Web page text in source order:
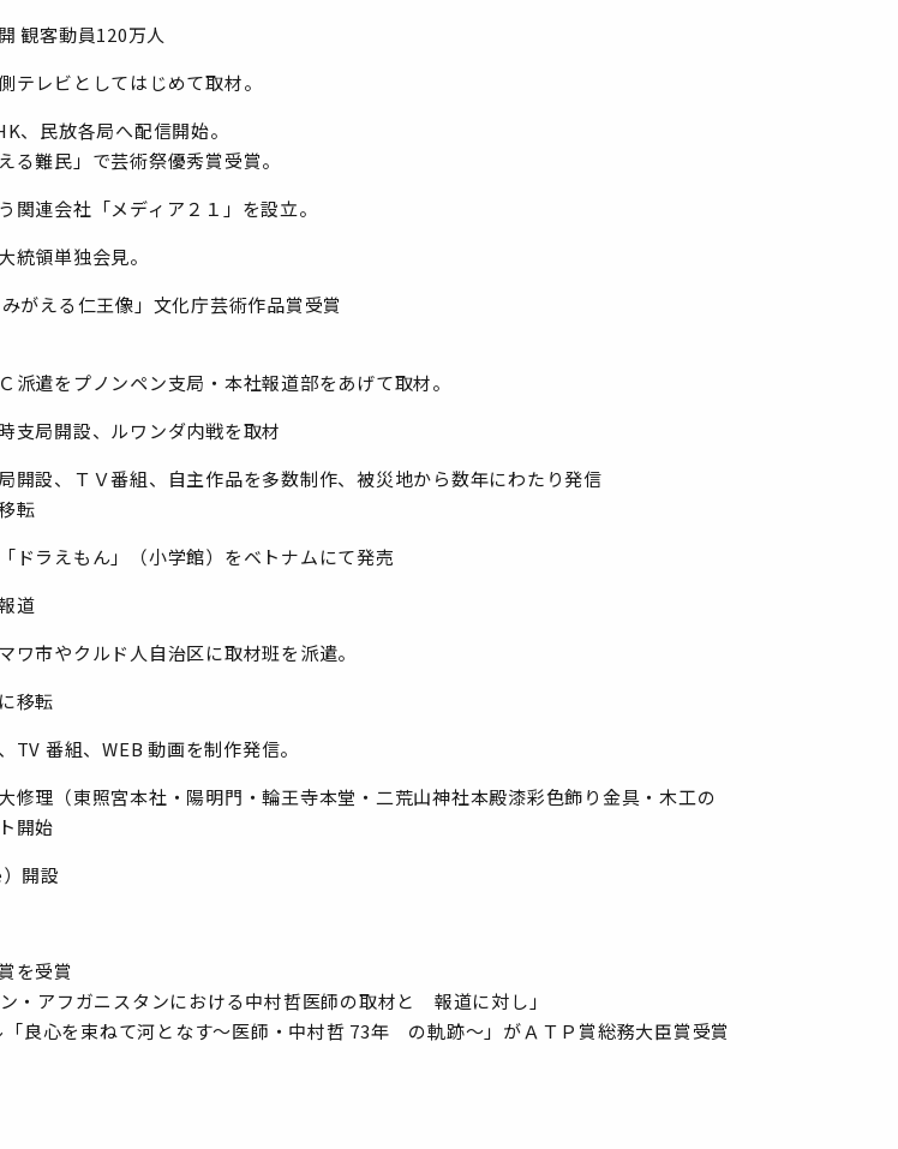
観客動員120万人
テレビとしてはじめて取材。
、民放各局へ配信開始。
る難民」で芸術祭優秀賞受賞。
関連会社「メディア２１」を設立。
統領単独会見。
がえる仁王像」文化庁芸術作品賞受賞
派遣をプノンペン支局・本社報道部をあげて取材。
支局開設、ルワンダ内戦を取材
開設、ＴＶ番組、自主作品を多数制作、被災地から数年にわたり発信
転
ドラえもん」（小学館）をベトナムにて発売
道
ワ市やクルド人自治区に取材班を派遣。
移転
TV 番組、WEB 動画を制作発信。
修理（東照宮本社・陽明門・輪王寺本堂・二荒山神社本殿漆彩色飾り金具・木工の
開始
開設
を受賞
ン・アフガニスタンにおける中村哲医師の取材と 報道に対し」
良心を束ねて河となす～医師・中村哲 73年 の軌跡～」がＡＴＰ賞総務大臣賞受賞